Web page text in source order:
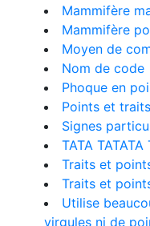
Mammifère
Mammifère
Moyen de
Nom de code
Phoque en
Points et
Signes
TATA TATATA
Traits et
Traits et
Utilise
virgules ni de